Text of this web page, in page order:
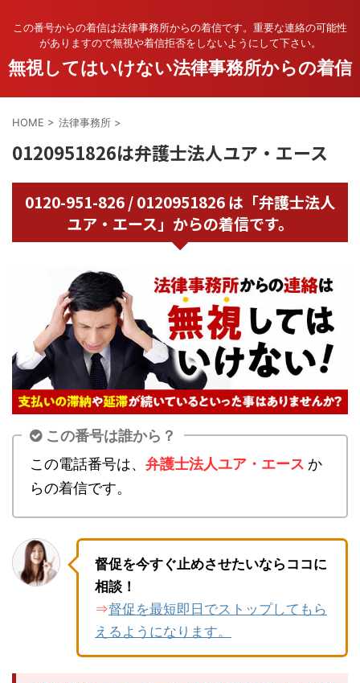
この番号からの着信は法律事務所からの着信です。重要な連絡の可能性
がありますので無視や着信拒否をしないようにして下さい。
無視してはいけない法律事務所からの着信
HOME > 法律事務所 >
0120951826は弁護士法人ユア・エース
0120-951-826 / 0120951826 は「弁護士法人
ユア・エース」からの着信です。
この番号は誰から？
この電話番号は、 弁護士法人ユア・エース か
らの着信です。
督促を今すぐ止めさせたいならココに
相談！
⇒督促を最短即日でストップしてもら
えるようになります。